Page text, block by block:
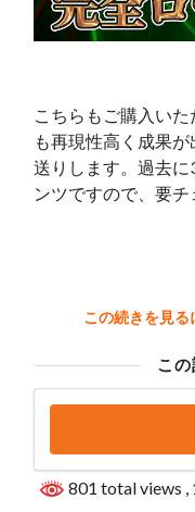
こちらもご購入い
も再現性高く成果
送りします。過去
ンツですので、要チ
この続きを見
こ
801 total views ,